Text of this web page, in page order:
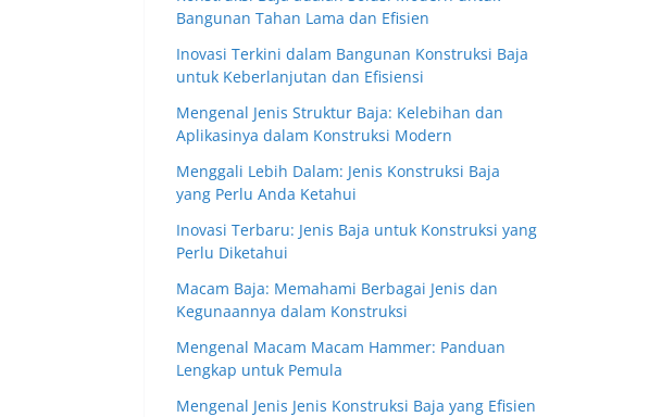
Bangunan Tahan Lama dan Efisien
Inovasi Terkini dalam Bangunan Konstruksi Baja
untuk Keberlanjutan dan Efisiensi
Mengenal Jenis Struktur Baja: Kelebihan dan
Aplikasinya dalam Konstruksi Modern
Menggali Lebih Dalam: Jenis Konstruksi Baja
yang Perlu Anda Ketahui
Inovasi Terbaru: Jenis Baja untuk Konstruksi yang
Perlu Diketahui
Macam Baja: Memahami Berbagai Jenis dan
Kegunaannya dalam Konstruksi
Mengenal Macam Macam Hammer: Panduan
Lengkap untuk Pemula
Mengenal Jenis Jenis Konstruksi Baja yang Efisien